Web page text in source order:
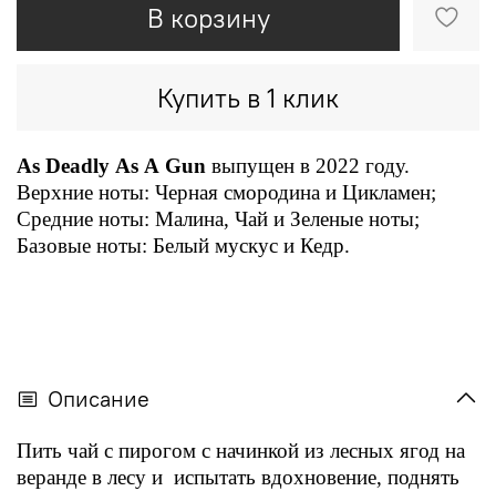
В корзину
Купить в 1 клик
As Deadly As A Gun выпущен в 2022 году.
Верхние ноты: Черная смородина и Цикламен;
Средние ноты: Малина, Чай и Зеленые ноты;
Базовые ноты: Белый мускус и Кедр.
Описание
Пить чай с пирогом с начинкой из лесных ягод на
веранде в лесу и испытать вдохновение, поднять